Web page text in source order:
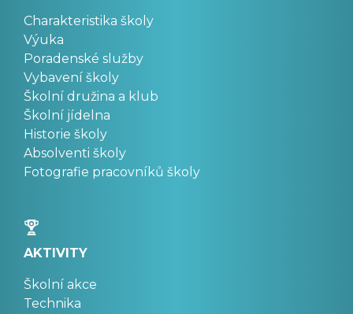
Charakteristika školy
Výuka
Poradenské služby
Vybavení školy
Školní družina a klub
Školní jídelna
Historie školy
Absolventi školy
Fotografie pracovníků školy
AKTIVITY
Školní akce
Technika